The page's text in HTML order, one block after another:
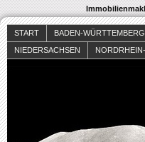
START BADEN-WÜRTTEMBERG
NIEDERSACHSEN